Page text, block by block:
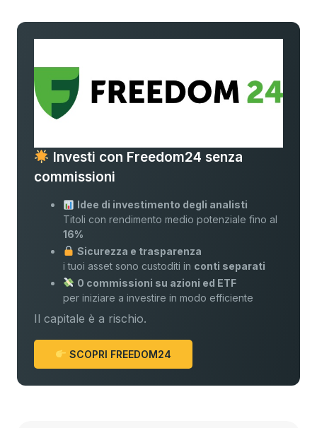
Investi con Freedom24 senza
commissioni
Idee di investimento degli analisti
Titoli con rendimento medio potenziale fino al
16%
Sicurezza e trasparenza
i tuoi asset sono custoditi in conti separati
0 commissioni su azioni ed ETF
per iniziare a investire in modo efficiente
Il capitale è a rischio.
SCOPRI FREEDOM24